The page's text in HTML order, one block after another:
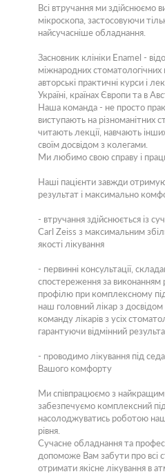
Всі втручання ми здійснюємо
мікроскопа, застосовуючи
найсучасніше обладнання.
Засновник клініки Enamel -
міжнародних
авторські практичні курси і
Україні, країнах Європи та в
Наша команда - не просто
виступають на різноманітних
читають лекції, навчають
своїм досвідом з колегами.
Ми любимо свою справу і
Наші пацієнти завжди
результат і максимально
- втручання здійснюється із
Carl Zeiss з максимальним
якості лікування
- первинні консультації,
спостереження за виконанням
профілю при комплексному
наш головний лікар з
команду лікарів з усіх
гарантуючи відмінний
- проводимо лікування під
Вашого комфорту
Ми співпрацюємо з
забезпечуємо комплексний
насолоджуватись роботою
рівня.
Сучасне обладнання та
допоможе Вам забути про всі
отримати якісне лікування в